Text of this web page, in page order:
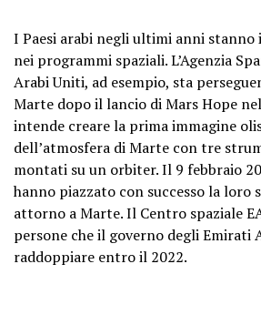
I Paesi arabi negli ultimi anni
nei programmi spaziali. L’Agenzia
Arabi Uniti, ad esempio, sta
Marte dopo il lancio di Mars Hope
intende creare la prima immagine
dell’atmosfera di Marte con tre
montati su un orbiter. Il 9 febbraio
hanno piazzato con successo la loro
attorno a Marte. Il Centro spaziale
persone che il governo degli Emirati
raddoppiare entro il 2022.